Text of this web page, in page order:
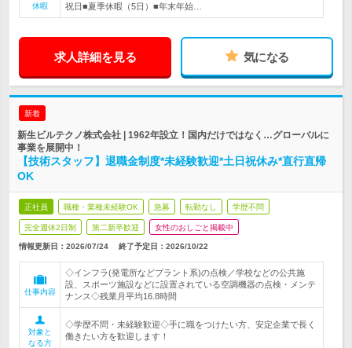
休暇
祝日■夏季休暇（5日）■年末年始…
求人詳細を見る 気になる
新着
新生ビルテクノ株式会社 | 1962年設立！国内だけではなく…グローバルに
事業を展開中！
【技術スタッフ】退職金制度*未経験歓迎*土日祝休み*直行直帰
OK
正社員 職種・業種未経験OK 急募 転勤なし 学歴不問
完全週休2日制 第二新卒歓迎 女性のおしごと掲載中
情報更新日：2026/07/24 終了予定日： 2026/10/22
仕事内容
◇インフラ(発電所などプラント系)の点検／学校などの公共施
設、スポーツ施設などに設置されている空調機器の点検・メンテ
ナンス◇残業月平均16.8時間
対象と
なる方
◇学歴不問・未経験歓迎◇手に職をつけたい方、安定企業で長く
働きたい方を歓迎します！